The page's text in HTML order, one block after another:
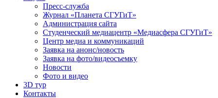
Пресс-служба
Журнал «Планета СГУГиТ»
Администрация сайта
Студенческий медиацентр «Медиасфера СГУГиТ»
Центр медиа и коммуникаций
Заявка на анонс/новость
Заявка на фото/видеосъемку
Новости
Фото и видео
3D тур
Контакты